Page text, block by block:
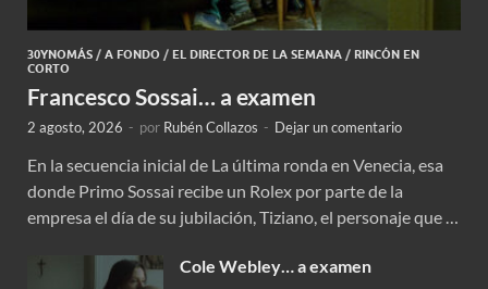
30YNOMÁS / A FONDO / EL DIRECTOR DE LA SEMANA / RINCÓN EN
CORTO
Francesco Sossai… a examen
2 agosto, 2026 - por Rubén Collazos - Dejar un comentario
En la secuencia inicial de La última ronda en Venecia, esa
donde Primo Sossai recibe un Rolex por parte de la
empresa el día de su jubilación, Tiziano, el personaje que …
Cole Webley… a examen